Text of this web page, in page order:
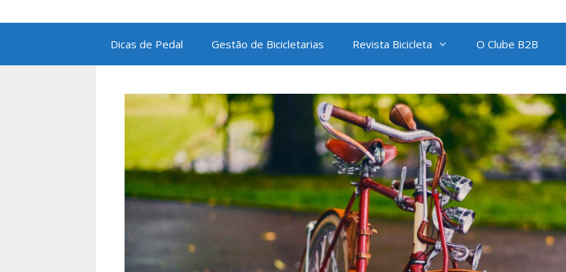
Dicas de Pedal Gestão de Bicicletarias Revista Bicicleta O Clube B2B